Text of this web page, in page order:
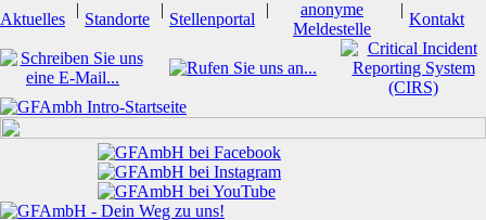
Aktuelles
|
Standorte
|
Stellenportal
|
anonyme
Meldestelle
|
Kontakt